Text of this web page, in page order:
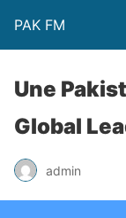
PAK FM
Une
Global
admin